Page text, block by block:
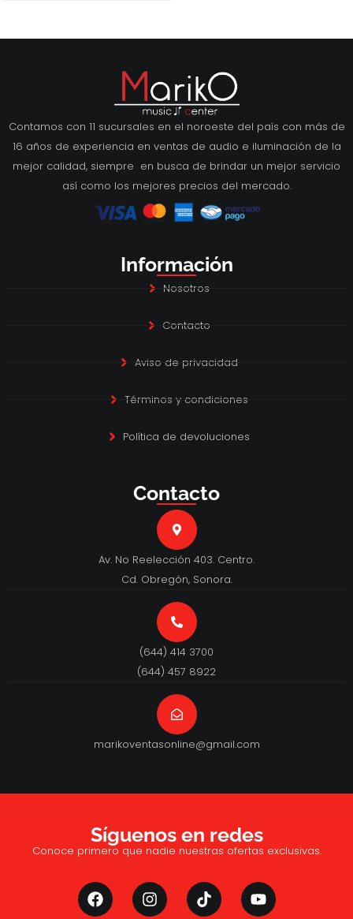
Contamos con 11 sucursales en el noroeste del país con más de
16 años de experiencia en ventas de audio e iluminación de la
mejor calidad, siempre en busca de brindar un mejor servicio
así como los mejores precios del mercado.
Información
Nosotros
Contacto
Aviso de privacidad
Términos y condiciones
Política de devoluciones
Contacto
Av. No Reelección 403. Centro.
Cd. Obregón, Sonora.
(644) 414 3700
(644) 457 8922
marikoventasonline@gmail.com
Síguenos en redes
Conoce primero que nadie nuestras ofertas exclusivas.